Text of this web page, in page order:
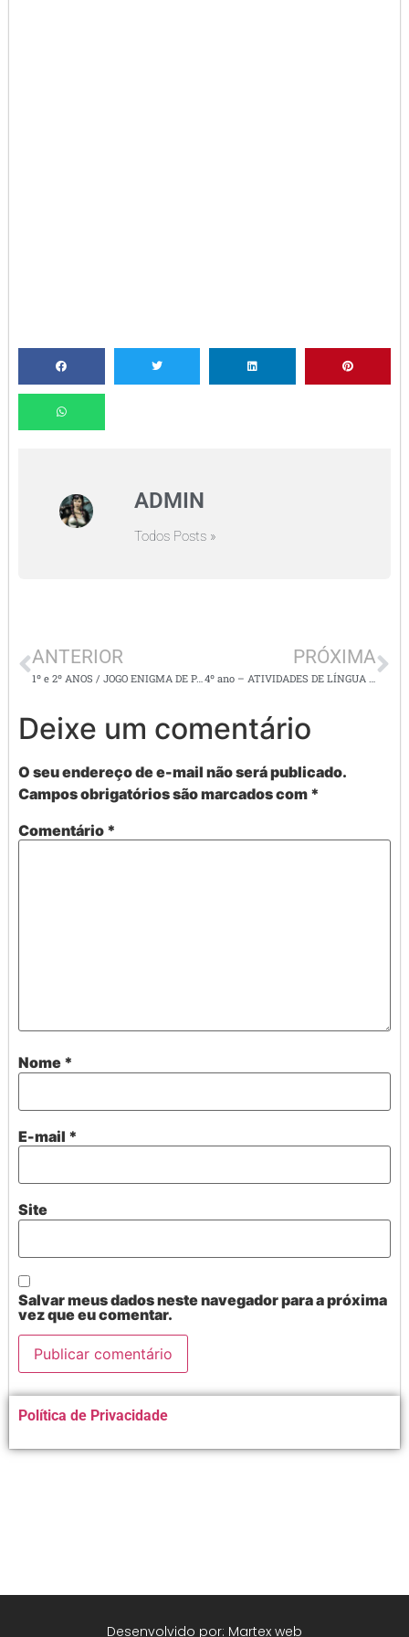
ADMIN
Todos Posts »
ANTERIOR
1º e 2º ANOS / JOGO ENIGMA DE PALAVRAS – SUPER LEGAL
PRÓXIMA
4º ano – ATIVIDADES DE LÍNGUA PORTUGUESA – ADJETIVOS
Deixe um comentário
O seu endereço de e-mail não será publicado.
Campos obrigatórios são marcados com *
Comentário *
Nome *
E-mail *
Site
Salvar meus dados neste navegador para a próxima
vez que eu comentar.
Alternative:
Política de Privacidade
Desenvolvido por: Martex web